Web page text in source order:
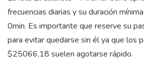
frecuencias diarias y su duración
0min. Es importante que reserve su
para evitar quedarse sin él ya que los
$25066,18 suelen agotarse rápido.